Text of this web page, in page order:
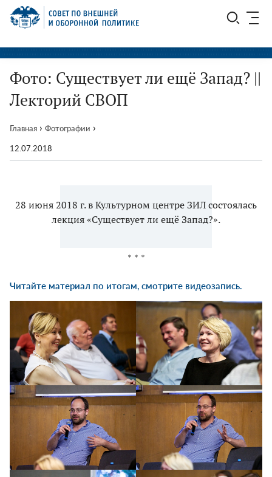
Перейти
СВОП
Фото: Существует ли ещё Запад? ||
Лекторий СВОП
Главная › Фотографии ›
12.07.2018
28 июня 2018 г. в Культурном центре ЗИЛ состоялась
лекция «Существует ли ещё Запад?».
* * *
Читайте материал по итогам, смотрите видеозапись.